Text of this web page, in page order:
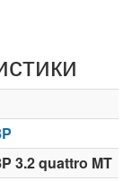
3.2 quattro MT